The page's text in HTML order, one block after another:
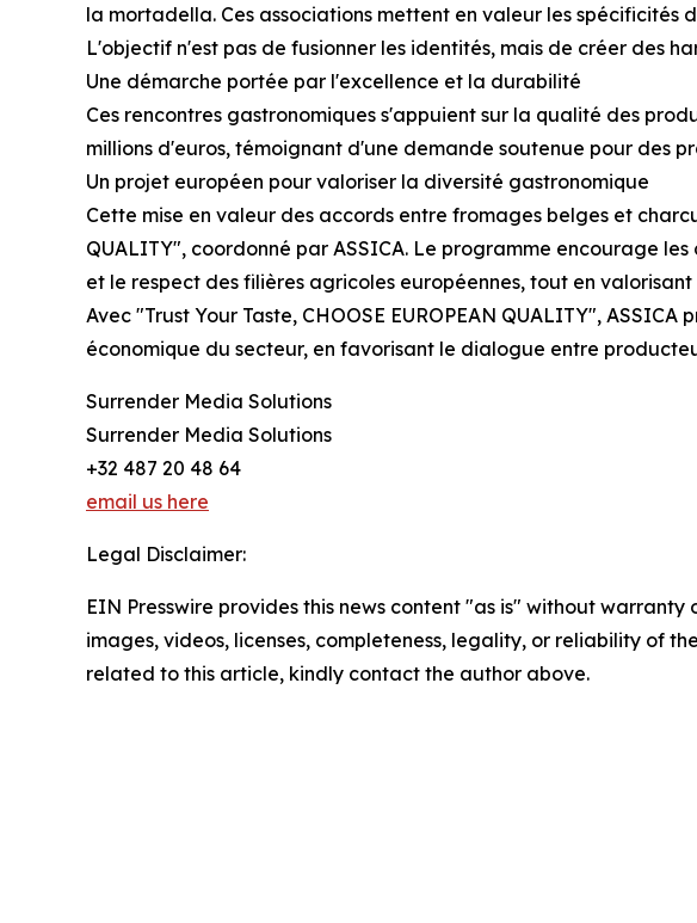
la mortadella. Ces associations mettent en valeur les spécificités
L'objectif n'est pas de fusionner les identités, mais de créer des
Une démarche portée par l'excellence et la durabilité
Ces rencontres gastronomiques s'appuient sur la qualité des
millions d'euros, témoignant d'une demande soutenue pour des
Un projet européen pour valoriser la diversité gastronomique
Cette mise en valeur des accords entre fromages belges et
QUALITY", coordonné par ASSICA. Le programme encourage
et le respect des filières agricoles européennes, tout en
Avec "Trust Your Taste, CHOOSE EUROPEAN QUALITY",
économique du secteur, en favorisant le dialogue entre
Surrender Media Solutions
Surrender Media Solutions
+32 487 20 48 64
email us here
Legal Disclaimer:
EIN Presswire provides this news content "as is" without
images, videos, licenses, completeness, legality, or reliability of
related to this article, kindly contact the author above.